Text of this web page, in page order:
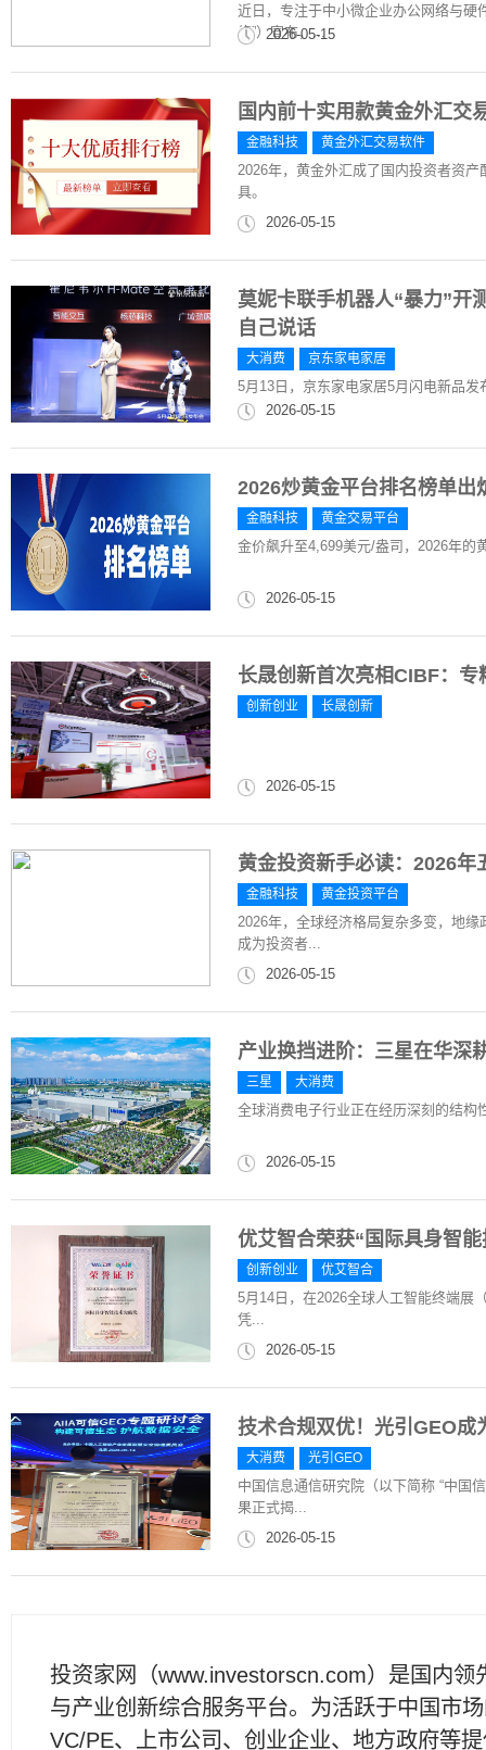
近日，专注于中小微企业办公网络与硬
络”）宣布，...
2026-05-15
国内前十实用款黄金外汇交
金融科技 黄金外汇交易软件
2026年，黄金外汇成了国内投资者资
具。
2026-05-15
莫妮卡联手机器人“暴力”开
自己说话
大消费 京东家电家居
5月13日，京东家电家居5月闪电新品发
2026-05-15
2026炒黄金平台排名榜单出
金融科技 黄金交易平台
金价飙升至4,699美元/盎司，2026年的
2026-05-15
长晟创新首次亮相CIBF：
创新创业 长晟创新
2026-05-15
黄金投资新手必读：2026
金融科技 黄金投资平台
2026年，全球经济格局复杂多变，地
成为投资者...
2026-05-15
产业换挡进阶：三星在华深
三星 大消费
全球消费电子行业正在经历深刻的结构
2026-05-15
优艾智合荣获“国际具身智
创新创业 优艾智合
5月14日，在2026全球人工智能终端展
凭...
2026-05-15
技术合规双优！光引GEO成
大消费 光引GEO
中国信息通信研究院（以下简称 “中国
果正式揭...
2026-05-15
投资家网（www.investorscn.com）是国内领
与产业创新综合服务平台。为活跃于中国市
VC/PE、上市公司、创业企业、地方政府等